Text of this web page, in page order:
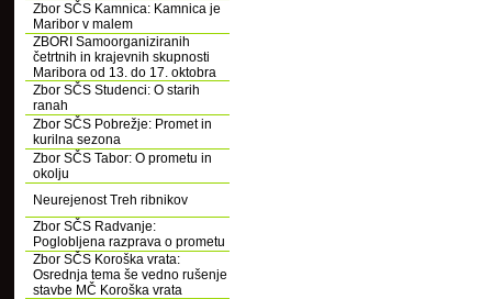
Zbor SČS Kamnica: Kamnica je
Maribor v malem
ZBORI Samoorganiziranih
četrtnih in krajevnih skupnosti
Maribora od 13. do 17. oktobra
Zbor SČS Studenci: O starih
ranah
Zbor SČS Pobrežje: Promet in
kurilna sezona
Zbor SČS Tabor: O prometu in
okolju
Neurejenost Treh ribnikov
Zbor SČS Radvanje:
Poglobljena razprava o prometu
Zbor SČS Koroška vrata:
Osrednja tema še vedno rušenje
stavbe MČ Koroška vrata